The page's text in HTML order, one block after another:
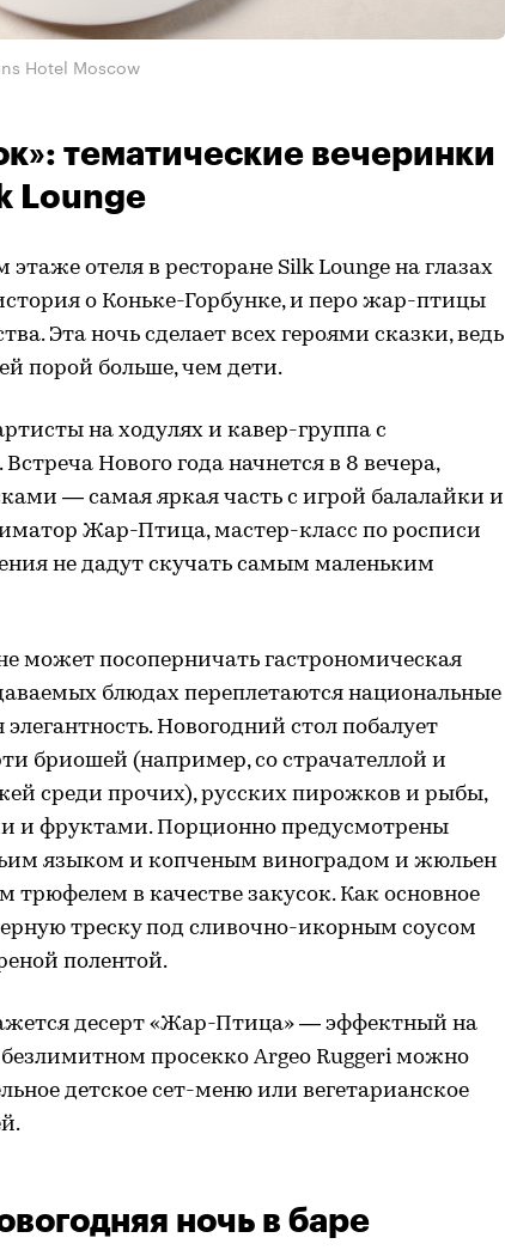
Hotel Moscow
тематические вечеринки
Lounge
отеля в ресторане Silk Lounge на глазах
о Коньке-Горбунке, и перо жар-птицы
Эта ночь сделает всех героями сказки, ведь
порой больше, чем дети.
на ходулях и кавер-группа с
Нового года начнется в 8 вечера,
— самая яркая часть с игрой балалайки и
Жар-Птица, мастер-класс по росписи
не дадут скучать самым маленьким
может посоперничать гастрономическая
блюдах переплетаются национальные
Новогодний стол побалует
бриошей (например, со страчателлой и
среди прочих), русских пирожков и рыбы,
и фруктами. Порционно предусмотрены
языком и копченым виноградом и жюльен
трюфелем в качестве закусок. Как основное
треску под сливочно-икорным соусом
полентой.
десерт «Жар-Птица» — эффектный на
просекко Argeo Ruggeri можно
детское сет-меню или вегетарианское
ночь в баре